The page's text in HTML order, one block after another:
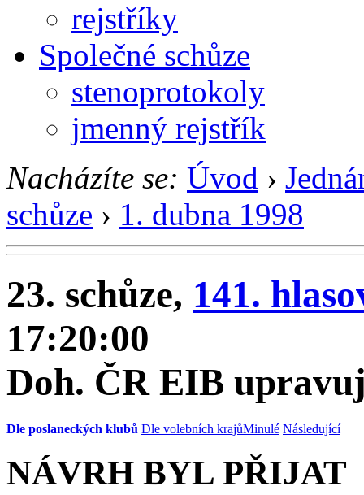
rejstříky
Společné schůze
stenoprotokoly
jmenný rejstřík
Nacházíte se: Úvod ›
schůze › 1. dubna 1998
23. schůze, 141.
17:20:00
Doh. ČR EIB
Dle poslaneckých klubů Dle volebních krajůMinulé Následující
NÁVRH BYL PŘIJAT